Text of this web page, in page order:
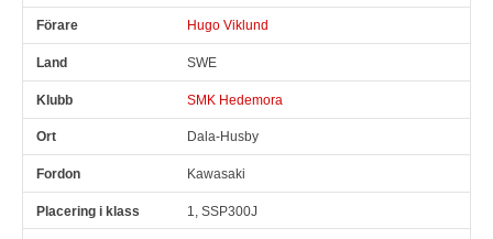
Hugo Viklund
SWE
SMK Hedemora
Dala-Husby
Kawasaki
1, SSP300J